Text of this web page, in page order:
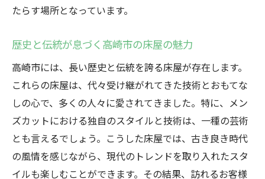
顔の形を活かすカットで際立つ高崎市の床
高崎市の床屋で受ける個別対応カットサー
ビス
ライフスタイルに寄り添う床屋のスタイル提案
高崎市の床屋が提案する日常に合わせたメ
ンズカット
生活にフィットするヘアスタイルを高崎市
の床屋で
たらす場所となっています。
歴史と伝統が息づく高崎市の床屋の魅力
高崎市には、長い歴史と伝統を誇る床屋が存在します。
これらの床屋は、代々受け継がれてきた技術とおもてな
しの心で、多くの人々に愛されてきました。特に、メン
ズカットにおける独自のスタイルと技術は、一種の芸術
とも言えるでしょう。こうした床屋では、古き良き時代
の風情を感じながら、現代のトレンドを取り入れたスタ
イルも楽しむことができます。その結果、訪れるお客様